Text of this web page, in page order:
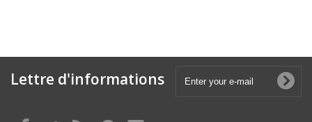
Lettre d'informations